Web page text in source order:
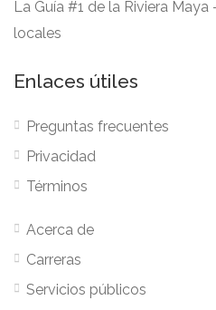
La Guía #1 de la Riviera
locales
Enlaces útiles
Preguntas frecuentes
Privacidad
Términos
Acerca de
Carreras
Servicios públicos